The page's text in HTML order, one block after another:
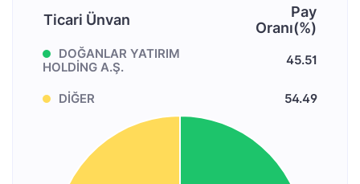
Ticari Ünvan
Pay
Oranı(%)
DOĞANLAR YATIRIM
HOLDİNG A.Ş.
45.51
DİĞER 54.49